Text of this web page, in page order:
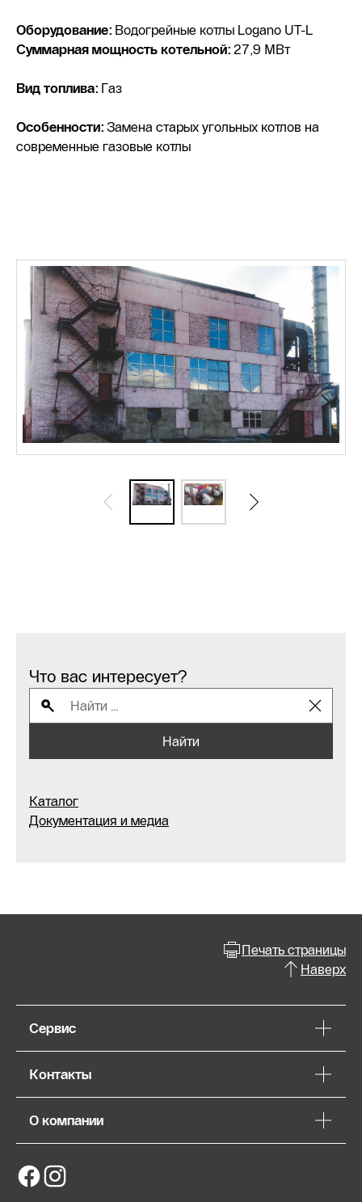
Оборудование: Водогрейные котлы Logano UT-L
Суммарная мощность котельной: 27,9 МВт
Вид топлива: Газ
Особенности: Замена старых угольных котлов на
современные газовые котлы
Что вас интересует?
Найти
Каталог
Документация и медиа
Печать страницы
Наверх
Сервис
Контакты
О компании